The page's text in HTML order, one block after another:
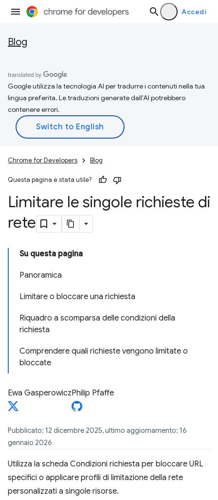
Accedi
Blog
Google utilizza la tecnologia AI per tradurre i contenuti nella tua
lingua preferita. Le traduzioni generate dall'AI potrebbero
contenere errori.
Chrome for Developers Blog
Questa pagina è stata utile?
Limitare le singole richieste di
rete
Su questa pagina
Panoramica
Limitare o bloccare una richiesta
Riquadro a scomparsa delle condizioni della
richiesta
Comprendere quali richieste vengono limitate o
bloccate
Ewa GasperowiczPhilip Pfaffe
Pubblicato: 12 dicembre 2025, ultimo aggiornamento: 16
gennaio 2026
Utilizza la scheda Condizioni richiesta per bloccare URL
specifici o applicare profili di limitazione della rete
personalizzati a singole risorse.